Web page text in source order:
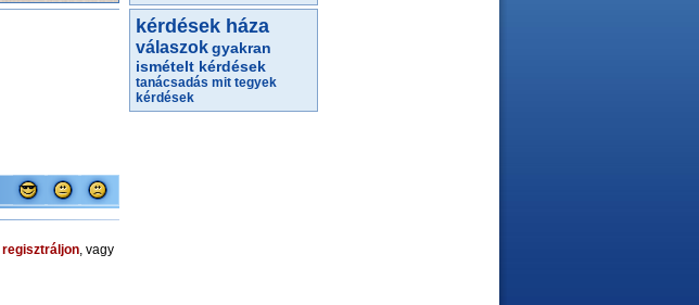
regisztráljon, vagy
kérdések háza
válaszokgyakran
ismételt kérdések
tanácsadás mit tegyek
kérdések